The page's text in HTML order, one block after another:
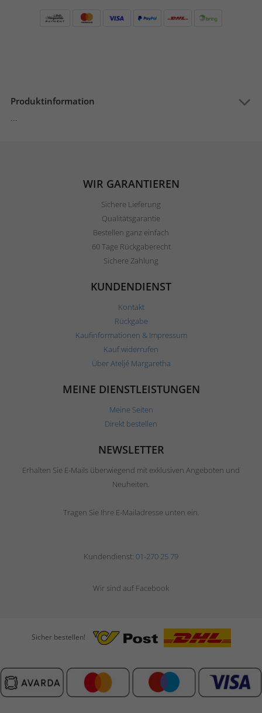
Produktinformation
...
WIR GARANTIEREN
Sichere Lieferung
Qualitätsgarantie
Bestellen ganz einfach
60 Tage Rückgaberecht
Sichere Zahlung
KUNDENDIENST
Kontakt
Rückgabe
Kaufinformationen & Impressum
Kauf widerrufen
Über Ateljé Margaretha
MEINE DIENSTLEISTUNGEN
Meine Seiten
Direkt bestellen
NEWSLETTER
Erhalten Sie E-Mails überwiegend mit exklusiven Angeboten und
Neuheiten.
Tragen Sie Ihre E-Mailadresse unten ein.
Kundendienst: 01-270 25 79
Wir sind auf Facebook
Sicher bestellen!